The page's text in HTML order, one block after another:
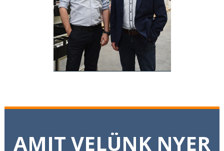
AMIT VELÜNK NYER